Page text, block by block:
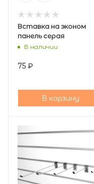
Вставка на эконом
панель серая
В наличии
75₽
В корзину